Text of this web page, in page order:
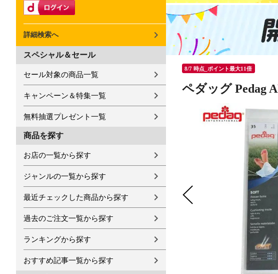
詳細検索へ
スペシャル＆セール
セール対象の商品一覧
キャンペーン＆特集一覧
無料抽選プレゼント一覧
商品を探す
お店の一覧から探す
ジャンルの一覧から探す
最近チェックした商品から探す
過去のご注文一覧から探す
ランキングから探す
おすすめ記事一覧から探す
8/7 時点_ポイント最大11倍
ペダッグ Pedag